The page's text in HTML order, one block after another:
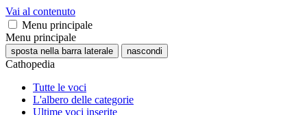
Vai al contenuto
Menu principale
Menu principale
sposta nella barra laterale nascondi
Cathopedia
Tutte le voci
L'albero delle categorie
Ultime voci inserite